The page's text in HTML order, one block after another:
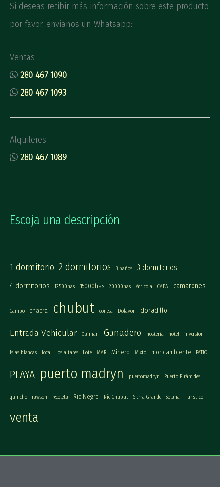
Si deseas recibir más información sobre este producto
por favor, envianos un Whatsapp:
Ventas
280 467 1090
280 467 1093
Alquileres
280 467 1089
Escoja una descripción
1 dormitorio 2 dormitorios 3 baños 3 dormitorios
4 dormitorios 12500has 15000has 20000has Agricola CABA camarones
Campo chacra chubut conesa Dolavon doradillo
Entrada Vehicular Gaiman Ganadero hostería hotel inversion
Islas blancas local los altares Lote MAR Minero Mixto monoambiente PATIO
PLAYA puerto madryn puertomadryn Puerto Pirámides
quincho rawson recoleta Rio Negro Río Chubut Sierra Grande Solana Turistico
venta